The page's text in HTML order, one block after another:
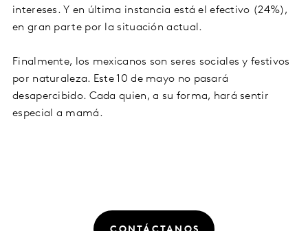
intereses. Y en última instancia está el efectivo (24%),
en gran parte por la situación actual.
Finalmente, los mexicanos son seres sociales y festivos
por naturaleza. Este 10 de mayo no pasará
desapercibido. Cada quien, a su forma, hará sentir
especial a mamá.